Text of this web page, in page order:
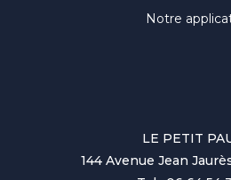
Notre
LE PETIT
144 Avenue Jean